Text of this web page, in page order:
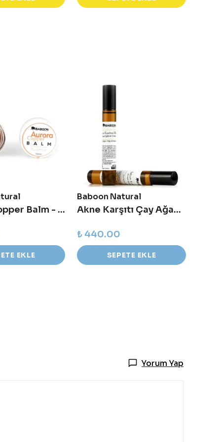
Aurora Copper Balm - Ruj & Allık
EKLE
Baboon Natural
Akne Karşıtı Çay Ağacı Yağlı Sebum Kontrol Roll-On
₺ 440.00
SEPETE EKLE
Yorum Yap